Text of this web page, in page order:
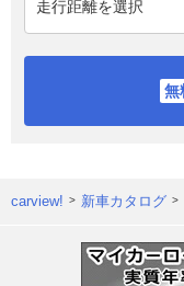
carview! 新車カタログ